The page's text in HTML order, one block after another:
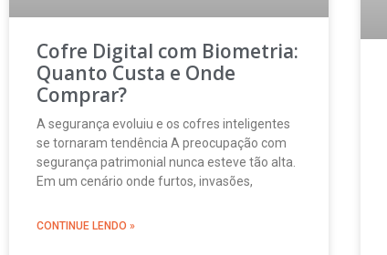
Cofre Digital com Biometria:
Quanto Custa e Onde
Comprar?
A segurança evoluiu e os cofres inteligentes
se tornaram tendência A preocupação com
segurança patrimonial nunca esteve tão alta.
Em um cenário onde furtos, invasões,
CONTINUE LENDO »